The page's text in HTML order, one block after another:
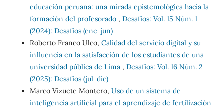
educación peruana: una mirada epistemológica hacia la
formación del profesorado , Desafíos: Vol. 15 Núm. 1
(2024): Desafíos (ene-jun)
Roberto Franco Ulco, Calidad del servicio digital y su
influencia en la satisfacción de los estudiantes de una
universidad pública de Lima , Desafíos: Vol. 16 Núm. 2
(2025): Desafíos (jul-dic)
Marco Vizuete Montero, Uso de un sistema de
inteligencia artificial para el aprendizaje de fertilización